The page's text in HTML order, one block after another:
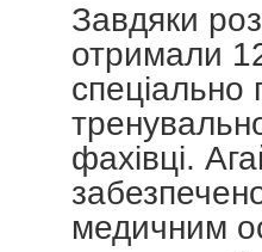
Завдяки
отримали
спеціально
фахівці.
медичним